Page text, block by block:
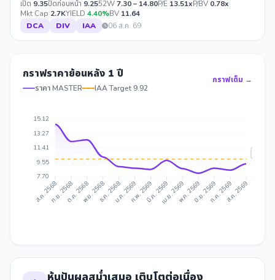
เปิด 9.35ปิดก่อนหน้า 9.2552W7.30 – 14.80P/E 13.51xP/BV 0.78x
Mkt Cap 2.7KYIELD 4.40%BV 11.64
DCA
DIV IAA 06 ส.ค. 69
กราฟราคาย้อนหลัง 1 ปี
ราคา MASTER IAA Target 9.92
กราฟเต็ม →
15.12
13.27
11.41
9.55
7.70
ส.ค. 2568ก.ย. 2568ต.ค. 2568พ.ย. 2568ธ.ค. 2568ม.ค. 2569ก.พ. 2569มี.ค. 2569เม.ย. 2569พ.ค. 2569มิ.ย. 2569ก.ค. 2569ส.ค. 2569
หุ้นปันผลสม่ำเสมอ เติบโตต่อเนื่อง